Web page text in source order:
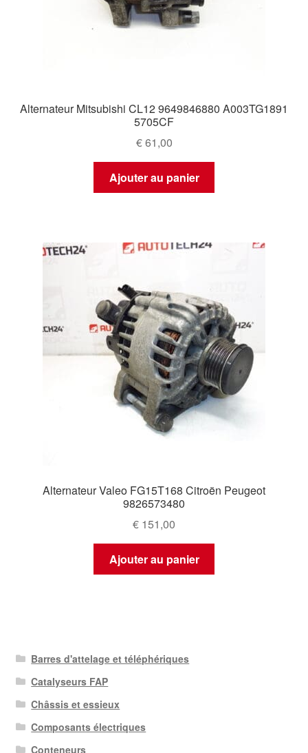
Alternateur Mitsubishi CL12 9649846880 A003TG1891
5705CF
€61,00
Ajouter au panier
Alternateur Valeo FG15T168 Citroën Peugeot
9826573480
€ 151,00
Ajouter au panier
Barres d'attelage et téléphériques
Catalyseurs FAP
Châssis et essieux
Composants électriques
Conteneurs